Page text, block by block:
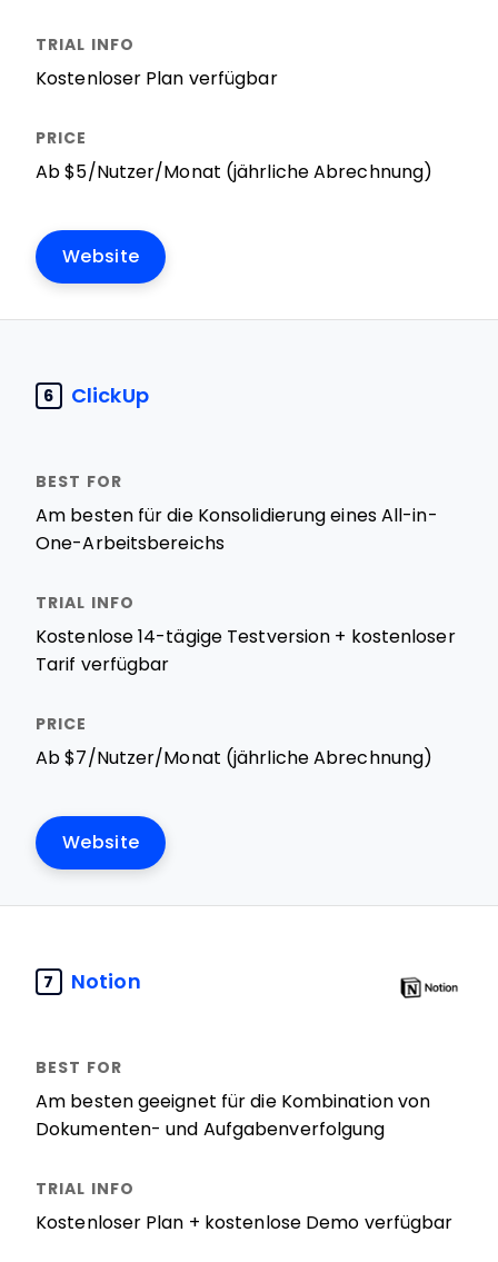
Kostenloser Plan verfügbar
Ab $5/Nutzer/Monat (jährliche Abrechnung)
Website
6 ClickUp
Am besten für die Konsolidierung eines All-in-
One-Arbeitsbereichs
Kostenlose 14-tägige Testversion + kostenloser
Tarif verfügbar
Ab $7/Nutzer/Monat (jährliche Abrechnung)
Website
7 Notion
Am besten geeignet für die Kombination von
Dokumenten- und Aufgabenverfolgung
Kostenloser Plan + kostenlose Demo verfügbar